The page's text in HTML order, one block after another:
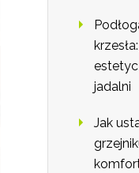
jadalni
Jak